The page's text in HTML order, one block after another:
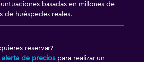
basadas en millones de
de huéspedes reales.
reservar?
alerta de precios para realizar un